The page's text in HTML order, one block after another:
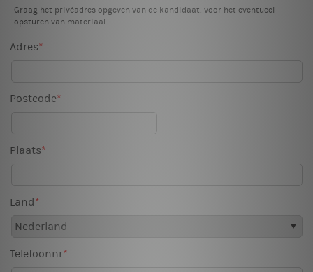
Graag het privéadres opgeven van de kandidaat, voor het eventueel
opsturen van materiaal.
Adres
Postcode
Plaats
Land
Telefoonnr